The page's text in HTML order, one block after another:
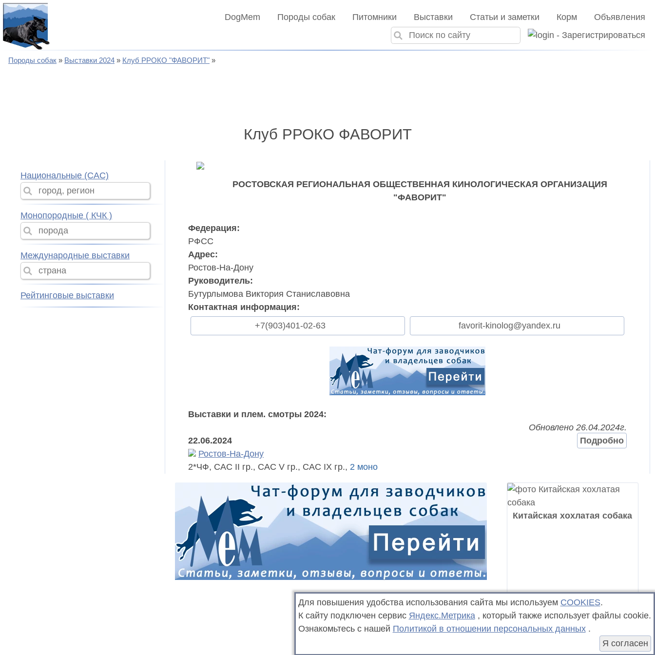
DogMem Породы собак Питомники Выставки Статьи и заметки Корм Объявления
Породы собак Выставки 2024 Клуб РРОКО "ФАВОРИТ"
Клуб РРОКО ФАВОРИТ
Национальные (CAC)
Монопородные ( КЧК )
Международные выставки
Рейтинговые выставки
РОСТОВСКАЯ РЕГИОНАЛЬНАЯ ОБЩЕСТВЕННАЯ КИНОЛОГИЧЕСКАЯ ОРГАНИЗАЦИЯ
"ФАВОРИТ"
Федерация:
РФСС
Адрес:
Ростов-На-Дону
Руководитель:
Бутурлымова Виктория Станиславовна
Контактная информация:
+7(903)401-02-63
favorit-kinolog@yandex.ru
Выставки и плем. смотры 2024:
Обновлено 26.04.2024г.
22.06.2024
Подробно
Ростов-На-Дону
2*ЧФ, САС II гр., САС V гр., САС IX гр., 2 моно
Китайская хохлатая собака
Для повышения удобства использования сайта мы используем COOKIES.
К сайту подключен сервис Яндекс.Метрика , который также использует файлы cookie.
Ознакомьтесь с нашей Политикой в отношении персональных данных .
Я согласен